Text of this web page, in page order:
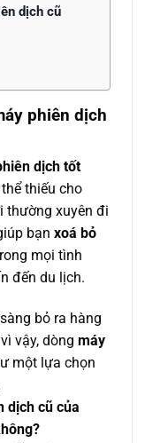
dịch cũ
phiên dịch
dịch tốt
thiếu cho
thường xuyên đi
bạn xoá bỏ
mọi tình
đến du lịch.
bỏ ra hàng
vậy, dòng máy
một lựa chọn
dịch cũ của